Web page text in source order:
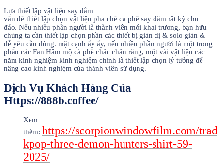
Lựa thiết lập vật liệu say đắm
vấn đề thiết lập chọn vật liệu pha chế cà phê say đắm rất kỳ chu
đáo. Nếu nhiều phần người là thành viên mới khai trương, bạn hữu
chúng ta cần thiết lập chọn phần các thiết bị giản dị & solo giản &
dễ yêu cầu dùng. mặt cạnh ấy ấy, nếu nhiều phần người là một trong
phần các Fan Hâm mộ cà phê chắc chắn rằng, một vài vật liệu các
năm kinh nghiệm kinh nghiệm chính là thiết lập chọn lý tưởng để
nâng cao kinh nghiệm của thành viên sử dụng.
Dịch Vụ Khách Hàng Của
Https://888b.coffee/
Xem
thêm: https://scorpionwindowfilm.com/
kpop-three-demon-hunters-shirt-59-
2025/